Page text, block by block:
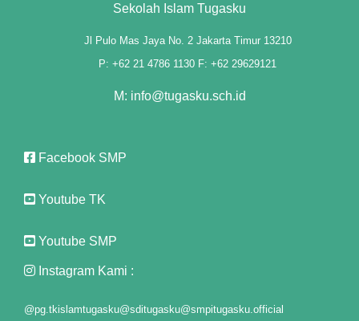
Sekolah Islam Tugasku
Jl Pulo Mas Jaya No. 2 Jakarta Timur 13210
P: +62 21 4786 1130 F: +62 29629121
M: info@tugasku.sch.id
Facebook SMP
Youtube TK
Youtube SMP
Instagram Kami :
@pg.tkislamtugasku@sditugasku@smpitugasku.official